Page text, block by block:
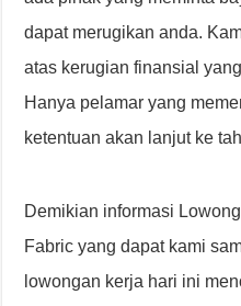
dapat merugikan anda.
atas kerugian finansial
Hanya pelamar yang
ketentuan akan lanjut ke
Demikian informasi
Fabric yang dapat kami
lowongan kerja hari ini